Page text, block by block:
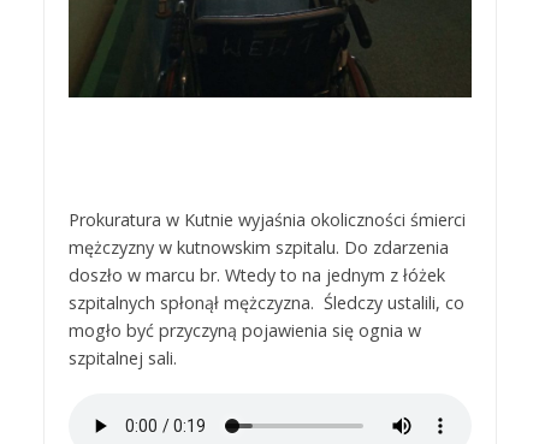
Prokuratura w Kutnie wyjaśnia okoliczności śmierci
mężczyzny w kutnowskim szpitalu. Do zdarzenia
doszło w marcu br. Wtedy to na jednym z łóżek
szpitalnych spłonął mężczyzna. Śledczy ustalili, co
mogło być przyczyną pojawienia się ognia w
szpitalnej sali.